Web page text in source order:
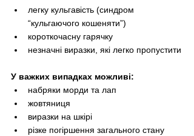
легку кульгавість (синдром
“кульгаючого кошеняти”)
короткочасну гарячку
незначні виразки, які легко пропустити
У важких випадках можливі:
набряки морди та лап
жовтяниця
виразки на шкірі
різке погіршення загального стану